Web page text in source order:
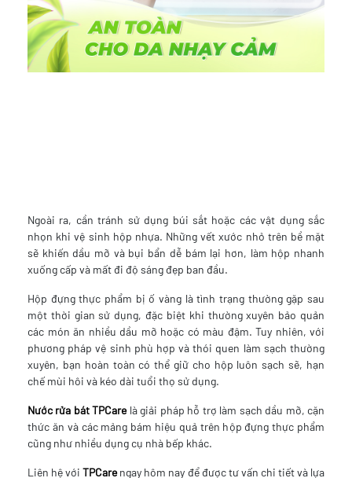
Ngoài ra, cần tránh sử dụng búi sắt hoặc các vật dụng sắc
nhọn khi vệ sinh hộp nhựa. Những vết xước nhỏ trên bề mặt
sẽ khiến dầu mỡ và bụi bẩn dễ bám lại hơn, làm hộp nhanh
xuống cấp và mất đi độ sáng đẹp ban đầu.
Hộp đựng thực phẩm bị ố vàng là tình trạng thường gặp sau
một thời gian sử dụng, đặc biệt khi thường xuyên bảo quản
các món ăn nhiều dầu mỡ hoặc có màu đậm. Tuy nhiên, với
phương pháp vệ sinh phù hợp và thói quen làm sạch thường
xuyên, bạn hoàn toàn có thể giữ cho hộp luôn sạch sẽ, hạn
chế mùi hôi và kéo dài tuổi thọ sử dụng.
Nước rửa bát TPCarelà giải pháp hỗ trợ làm sạch dầu mỡ, cặn
thức ăn và các mảng bám hiệu quả trên hộp đựng thực phẩm
cũng như nhiều dụng cụ nhà bếp khác.
Liên hệ với TPCare ngay hôm nay để được tư vấn chi tiết và lựa